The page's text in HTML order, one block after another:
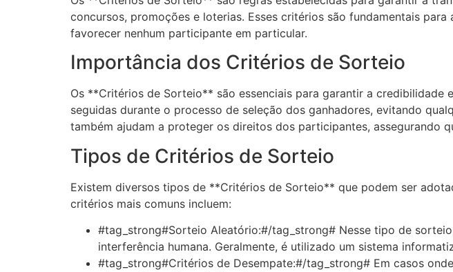
concursos, promoções e loterias. Esses critérios são fundamentais
favorecer nenhum participante em particular.
Importância dos Critérios de Sorteio
Os **Critérios de Sorteio** são essenciais para garantir a credibilidade
seguidas durante o processo de seleção dos ganhadores, evitando
também ajudam a proteger os direitos dos participantes, assegurando
Tipos de Critérios de Sorteio
Existem diversos tipos de **Critérios de Sorteio** que podem ser
critérios mais comuns incluem:
#tag_strong#Sorteio Aleatório:#/tag_strong# Nesse tipo de
interferência humana. Geralmente, é utilizado um sistema
#tag_strong#Critérios de Desempate:#/tag_strong# Em casos